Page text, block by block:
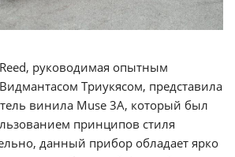
руководимая опытным
Триукясом, представила
винила Muse 3A, который был
принципов стиля
данный прибор обладает ярко